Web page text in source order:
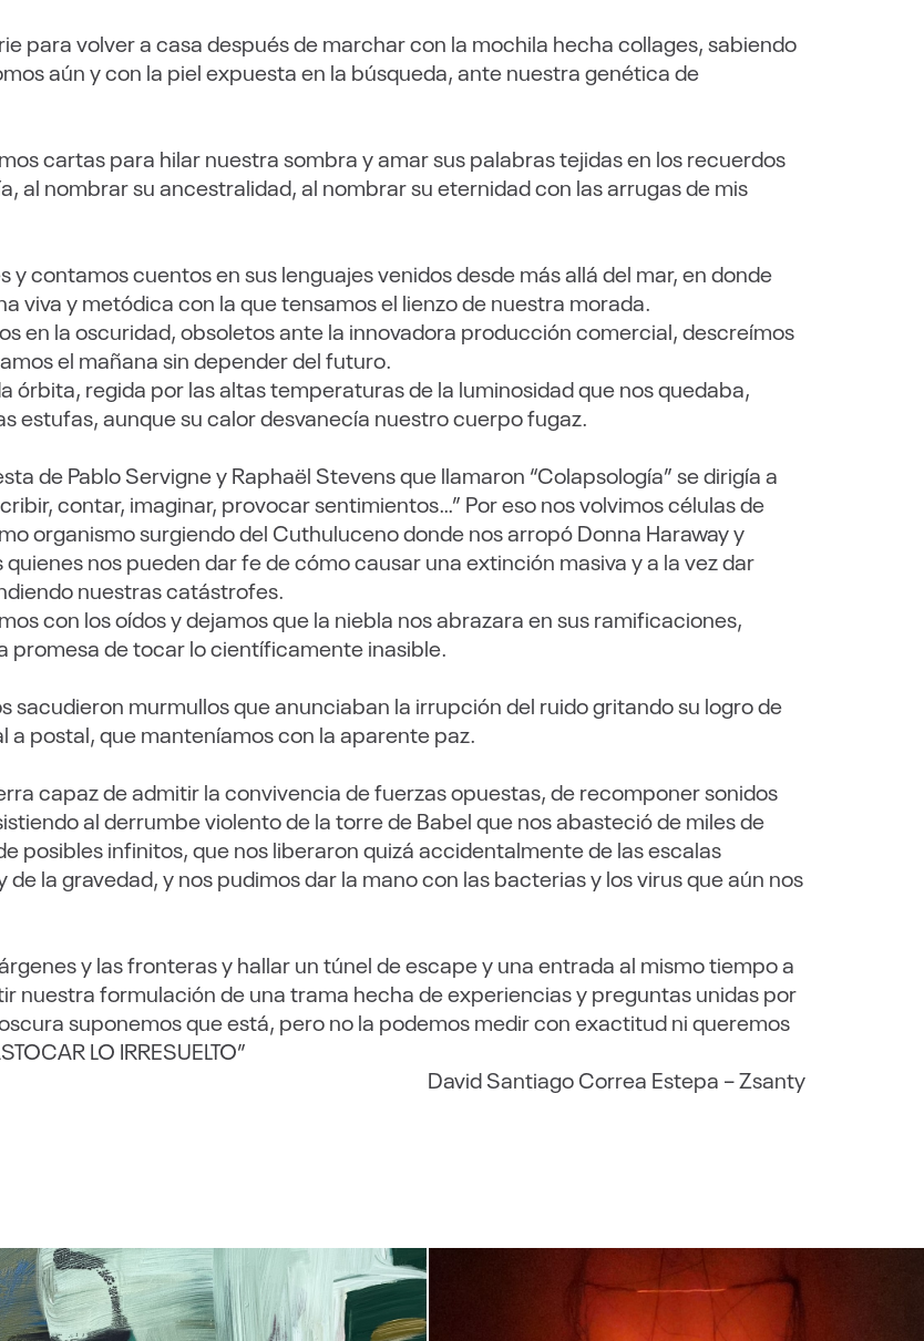
para volver a casa después de marchar con la mochila hecha collages, sabiendo
aún y con la piel expuesta en la búsqueda, ante nuestra genética de
cartas para hilar nuestra sombra y amar sus palabras tejidas en los recuerdos
al nombrar su ancestralidad, al nombrar su eternidad con las arrugas de mis
y contamos cuentos en sus lenguajes venidos desde más allá del mar, en donde
viva y metódica con la que tensamos el lienzo de nuestra morada.
en la oscuridad, obsoletos ante la innovadora producción comercial, descreímos
el mañana sin depender del futuro.
órbita, regida por las altas temperaturas de la luminosidad que nos quedaba,
estufas, aunque su calor desvanecía nuestro cuerpo fugaz.
de Pablo Servigne y Raphaël Stevens que llamaron “Colapsología” se dirigía a
contar, imaginar, provocar sentimientos…” Por eso nos volvimos células de
organismo surgiendo del Cuthuluceno donde nos arropó Donna Haraway y
nos pueden dar fe de cómo causar una extinción masiva y a la vez dar
nuestras catástrofes.
con los oídos y dejamos que la niebla nos abrazara en sus ramificaciones,
promesa de tocar lo científicamente inasible.
sacudieron murmullos que anunciaban la irrupción del ruido gritando su logro de
postal, que manteníamos con la aparente paz.
capaz de admitir la convivencia de fuerzas opuestas, de recomponer sonidos
al derrumbe violento de la torre de Babel que nos abasteció de miles de
posibles infinitos, que nos liberaron quizá accidentalmente de las escalas
la gravedad, y nos pudimos dar la mano con las bacterias y los virus que aún nos
y las fronteras y hallar un túnel de escape y una entrada al mismo tiempo a
nuestra formulación de una trama hecha de experiencias y preguntas unidas por
suponemos que está, pero no la podemos medir con exactitud ni queremos
LO IRRESUELTO”
David Santiago Correa Estepa – Zsanty